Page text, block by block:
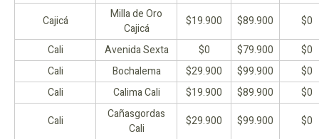
Cajicá
Milla de Oro
Cajicá
$19.900 $89.900
$0
Cali
Avenida Sexta $0 $79.900
$0
Cali
Bochalema $29.900 $99.900
$0
Cali
Calima Cali $19.900 $89.900
$0
Cali
Cañasgordas
Cali
$29.900 $99.900
$0